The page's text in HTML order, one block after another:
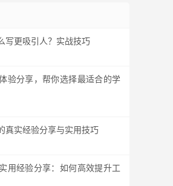
写更吸引人？实战技巧
验分享，帮你选择最适合的学
真实经验分享与实用技巧
用经验分享：如何高效提升工